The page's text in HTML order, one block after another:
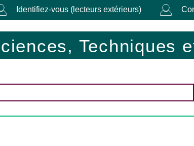
Identifiez-vous (lecteurs extérieurs)
Techniques